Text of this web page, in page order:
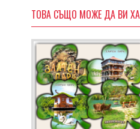
ТОВА СЪЩО МОЖЕ ДА ВИ